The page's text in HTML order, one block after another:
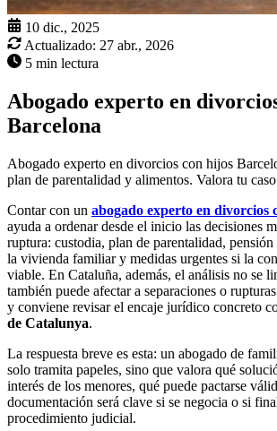
10 dic., 2025
Actualizado: 27 abr., 2026
5 min lectura
Abogado experto en
Barcelona
Abogado experto en divorcios con hijos
plan de parentalidad y alimentos. Valora tu
Contar con un abogado experto en divorcios
ayuda a ordenar desde el inicio las decisiones
ruptura: custodia, plan de parentalidad,
la vivienda familiar y medidas urgentes si la
viable. En Cataluña, además, el análisis no se
también puede afectar a separaciones o
y conviene revisar el encaje jurídico concreto
de Catalunya.
La respuesta breve es esta: un abogado de
solo tramita papeles, sino que valora qué
interés de los menores, qué puede pactarse
documentación será clave si se negocia o si
procedimiento judicial.